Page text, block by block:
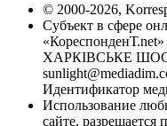
© 2000-2026,
Субъект в сфере
ХАРКІВСЬКЕ ШОСЕ,
Идентификатор
Использование
сайте, разрешается